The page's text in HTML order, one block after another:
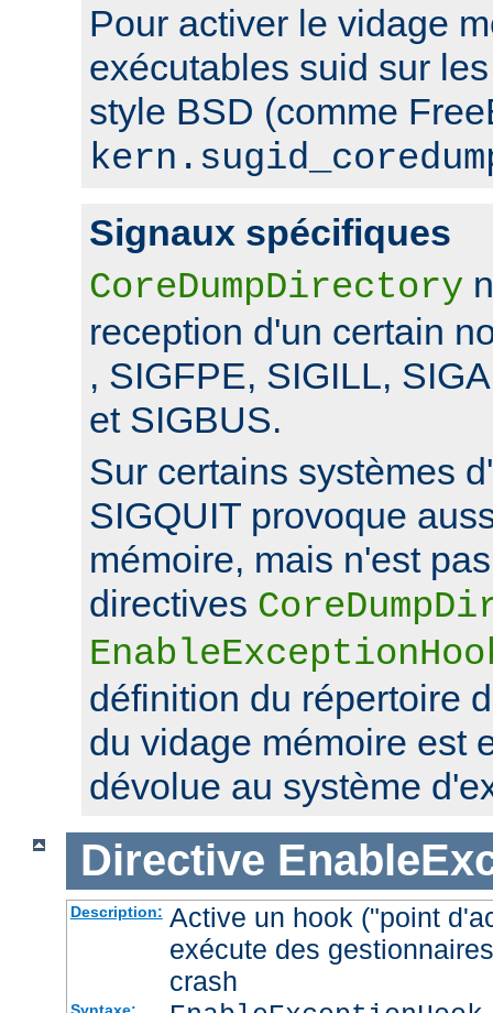
Pour activer le vidage
exécutables suid sur
style BSD (comme
Signaux spécifiques
CoreDumpDirectory
reception d'un certain
, SIGFPE, SIGILL,
et SIGBUS.
Sur certains systèmes
SIGQUIT provoque
mémoire, mais n'est
directives
définition du répertoire
du vidage mémoire est
dévolue au système
Directive
Description: Active un hook ("point
exécute des
crash